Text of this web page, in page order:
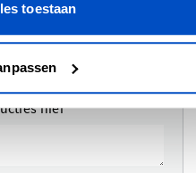
toestaan
hier